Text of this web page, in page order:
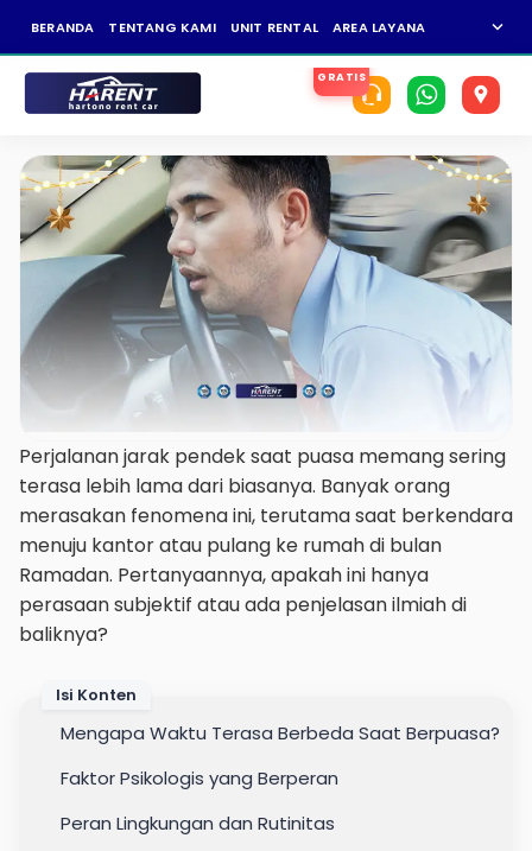
BERANDA TENTANG KAMI UNIT RENTAL AREA LAYANAN expand_more
Perjalanan jarak pendek saat puasa memang sering
terasa lebih lama dari biasanya. Banyak orang
merasakan fenomena ini, terutama saat berkendara
menuju kantor atau pulang ke rumah di bulan
Ramadan. Pertanyaannya, apakah ini hanya
perasaan subjektif atau ada penjelasan ilmiah di
baliknya?
Isi Konten
Mengapa Waktu Terasa Berbeda Saat Berpuasa?
Faktor Psikologis yang Berperan
Peran Lingkungan dan Rutinitas